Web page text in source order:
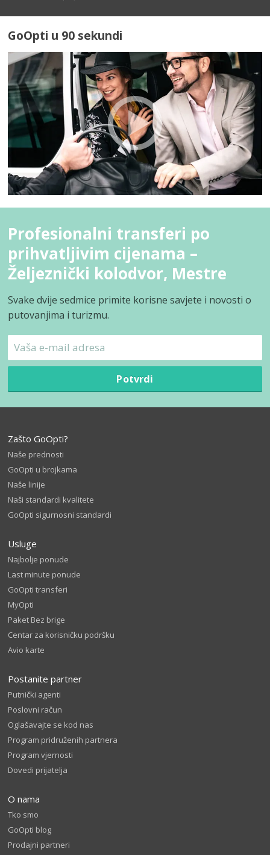
GoOpti u 90 sekundi
Profesionalni transferi po
prihvatljivim cijenama –
Željeznički kolodvor, Mestre
Svake dvije sedmice primite korisne savjete i novosti o
putovanjima i turizmu.
Potvrdi
Zašto GoOpti?
Naše prednosti
GoOpti u brojkama
Naše linije
Naši standardi kvalitete
GoOpti sigurnosni standardi
Usluge
Najbolje ponude
Last minute ponude
GoOpti transferi
MyOpti
Paket Bez brige
Centar za korisničku podršku
Avio karte
Postanite partner
Putnički agenti
Poslovni račun
Oglašavajte se kod nas
Program pridruženih partnera
Program vjernosti
Dovedi prijatelja
O nama
Tko smo
GoOpti blog
Prodajni partneri